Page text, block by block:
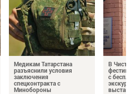
Медикам Татарстана
разъяснили условия
заключения
спецконтракта с
Минобороны
В
с